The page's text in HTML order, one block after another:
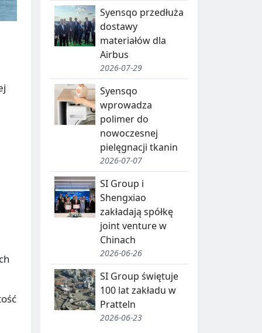
G
A
C
J
R
C
Y
K
N
G
B
O
Syensqo przedłuża
dostawy
materiałów dla
Airbus
2026-07-29
Syensqo
wprowadza
polimer do
nowoczesnej
pielęgnacji tkanin
2026-07-07
SI Group i
Shengxiao
zakładają spółkę
joint venture w
Chinach
2026-06-26
SI Group świętuje
100 lat zakładu w
Pratteln
2026-06-23